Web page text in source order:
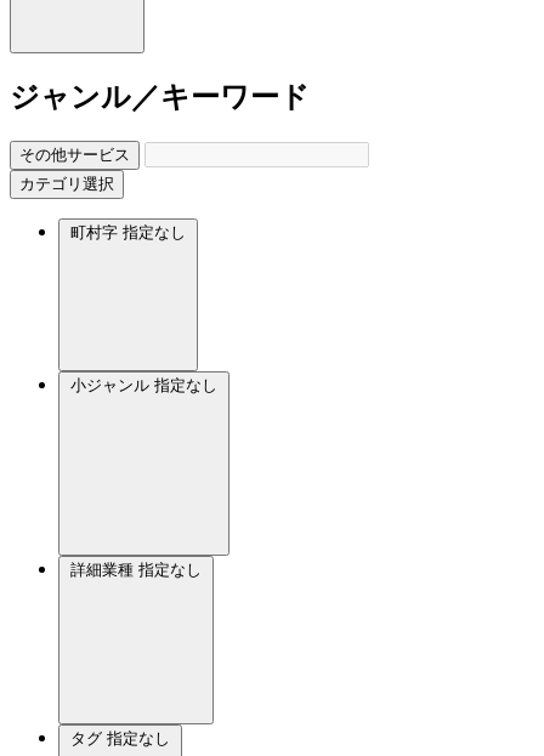
ジャンル／キーワード
その他サービス
カテゴリ選択
町村字 指定なし
小ジャンル 指定なし
詳細業種 指定なし
タグ 指定なし